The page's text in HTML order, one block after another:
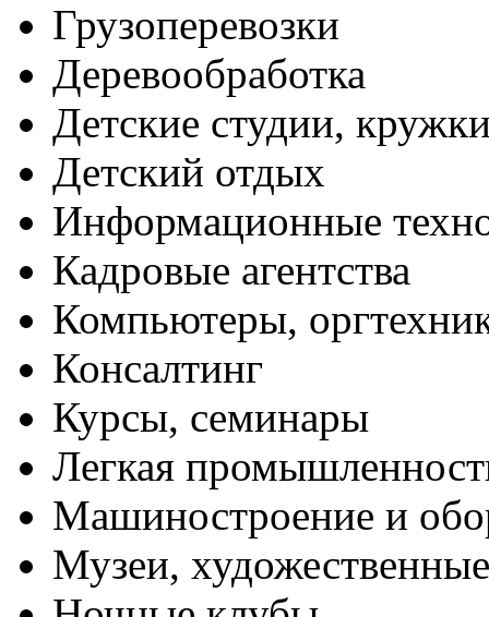
Грузоперевозки
Деревообработка
Детские студии,
Детский отдых
Информационные
Кадровые агентства
Компьютеры,
Консалтинг
Курсы, семинары
Легкая
Машиностроение и
Музеи,